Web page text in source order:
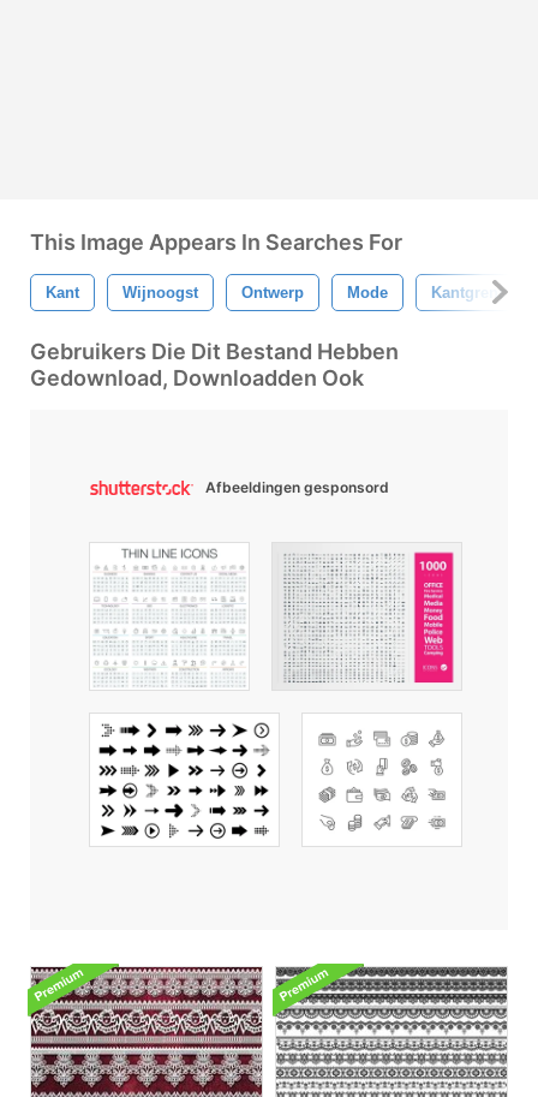
This Image Appears In Searches For
Kant Wijnoogst Ontwerp Mode Kantgrens
Gebruikers Die Dit Bestand Hebben
Gedownload, Downloadden Ook
Afbeeldingen gesponsord